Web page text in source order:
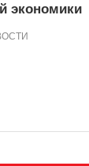
экономики